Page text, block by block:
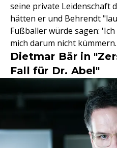
seine private Leidenschaft
hätten er und Behrendt
Fußballer würde sagen:
mich darum nicht
Dietmar Bär in
Fall für Dr. Abel"